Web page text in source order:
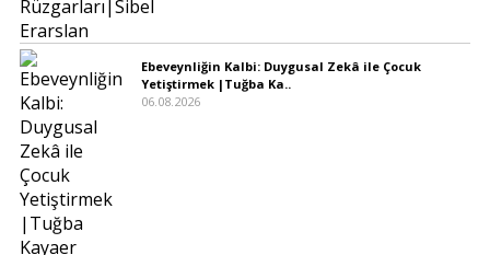
Ebeveynliğin Kalbi: Duygusal Zekâ ile Çocuk
Yetiştirmek |Tuğba Ka..
06.08.2026